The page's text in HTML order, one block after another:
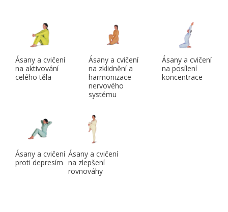
Ásany a cvičení
na aktivování
celého těla
Ásany a cvičení
na zklidnění a
harmonizace
nervového
systému
Ásany a cvičení
na posílení
koncentrace
Ásany a cvičení
proti depresím
Ásany a cvičení
na zlepšení
rovnováhy